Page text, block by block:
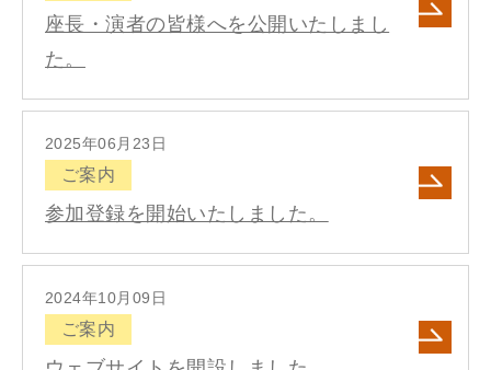
座長・演者の皆様へを公開いたしまし
た。
2025年06月23日
ご案内
参加登録を開始いたしました。
2024年10月09日
ご案内